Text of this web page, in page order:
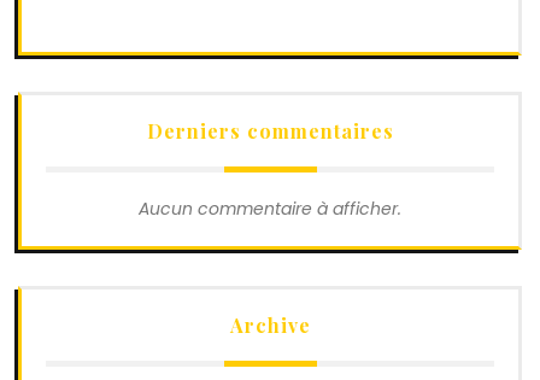
Derniers commentaires
Aucun commentaire à afficher.
Archive